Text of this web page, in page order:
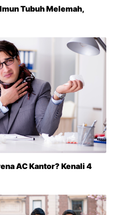
Tubuh Melemah,
AC Kantor? Kenali 4